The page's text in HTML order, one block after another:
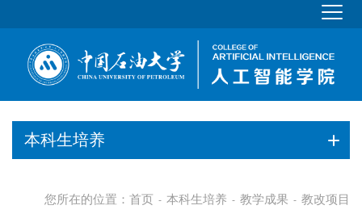
本科生培养
您所在的位置： 首页 - 本科生培养 - 教学成果 - 教改项目